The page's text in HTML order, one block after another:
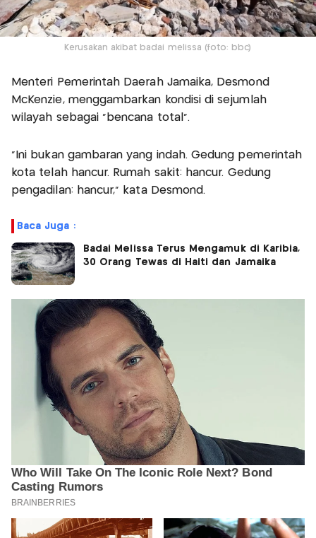
Kerusakan akibat badai melissa (foto: bbc)
Menteri Pemerintah Daerah Jamaika, Desmond
McKenzie, menggambarkan kondisi di sejumlah
wilayah sebagai “bencana total”.
“Ini bukan gambaran yang indah. Gedung pemerintah
kota telah hancur. Rumah sakit: hancur. Gedung
pengadilan: hancur,” kata Desmond.
Baca Juga :
Badai Melissa Terus Mengamuk di Karibia,
30 Orang Tewas di Haiti dan Jamaika